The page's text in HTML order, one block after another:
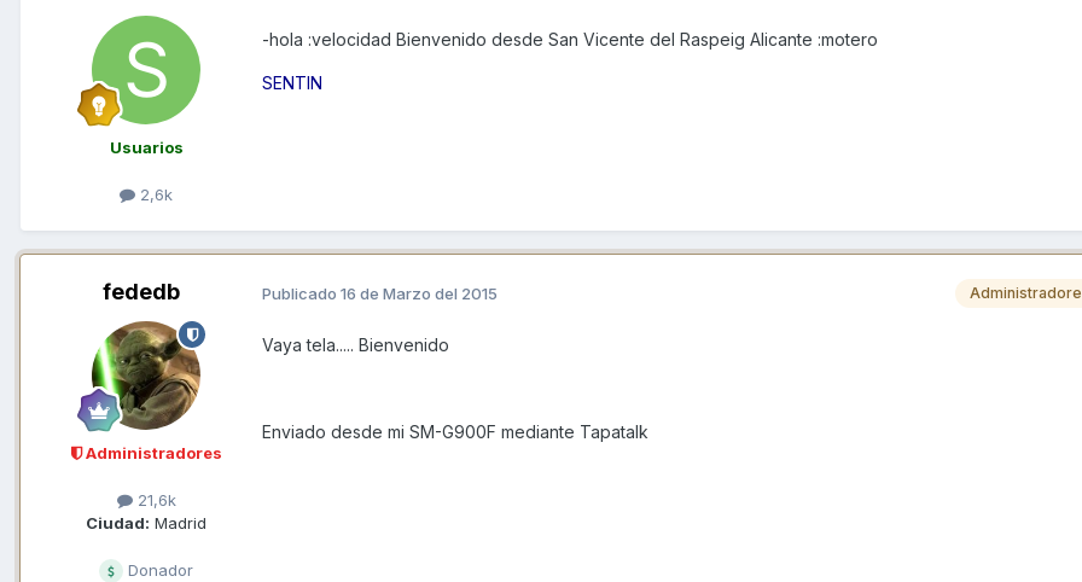
Usuarios
2,6k
-hola :velocidad Bienvenido desde San Vicente del Raspeig Alicante :motero
SENTIN
fededb
Administradores
21,6k
Ciudad: Madrid
Donador
Publicado 16 de Marzo del 2015
Vaya tela..... Bienvenido
Enviado desde mi SM-G900F mediante Tapatalk